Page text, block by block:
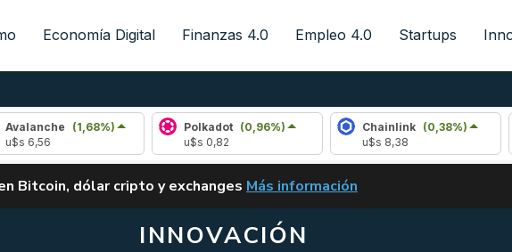
Economía Digital Finanzas 4.0 Empleo 4.0 Startups
(1,68%)
Polkadot
(0,96%)
Chainlink
(0,38%)
Bitcoin, dólar cripto y exchanges CLARITY ACT EN ARGENTINA:
Más información
INNOVACIÓN